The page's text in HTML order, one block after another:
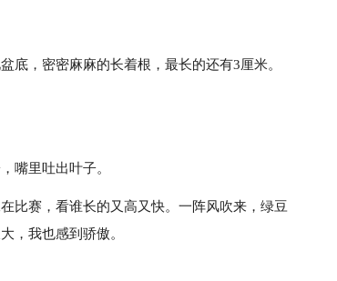
底，密密麻麻的长着根，最长的还有3厘米。
嘴里吐出叶子。
比赛，看谁长的又高又快。一阵风吹来，绿豆
，我也感到骄傲。